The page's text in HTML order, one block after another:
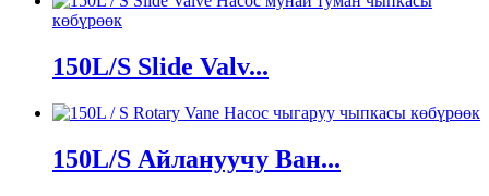
көбүрөөк
150L/S Slide Valv...
көбүрөөк
150L/S Айлануучу Ван...